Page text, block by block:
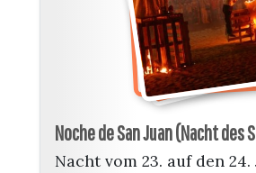
Noche de San Juan (Nacht des
Nacht vom 23. auf den 24.